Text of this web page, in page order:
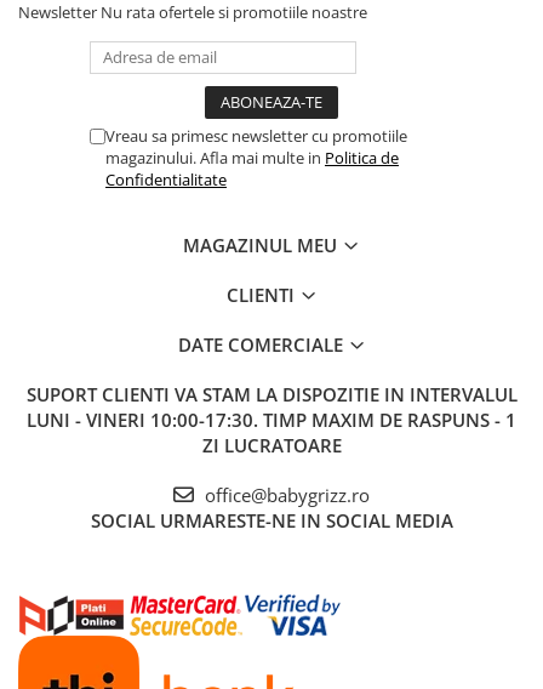
Newsletter Nu rata ofertele si promotiile noastre
Vreau sa primesc newsletter cu promotiile
magazinului. Afla mai multe in Politica de
Confidentialitate
MAGAZINUL MEU
CLIENTI
DATE COMERCIALE
SUPORT CLIENTI VA STAM LA DISPOZITIE IN INTERVALUL
LUNI - VINERI 10:00-17:30. TIMP MAXIM DE RASPUNS - 1
ZI LUCRATOARE
office@babygrizz.ro
SOCIAL URMARESTE-NE IN SOCIAL MEDIA